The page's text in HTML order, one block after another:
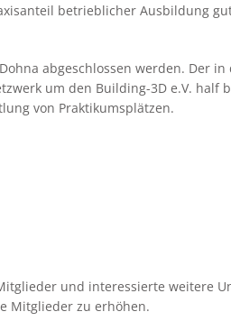
betrieblicher Ausbildung
abgeschlossen werden. Der in
um den Building-3D e.V. half
von Praktikumsplätzen.
und interessierte weitere
Mitglieder zu erhöhen.